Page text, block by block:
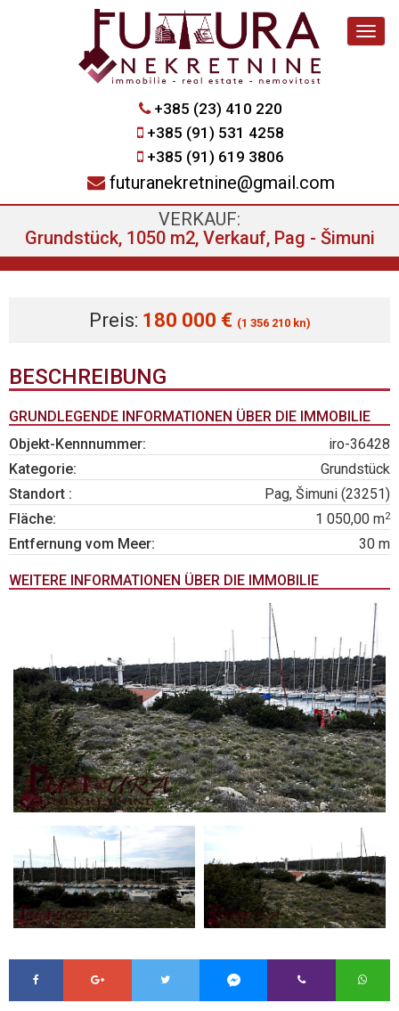
+385 (23) 410 220
+385 (91) 531 4258
+385 (91) 619 3806
futuranekretnine@gmail.com
VERKAUF:
Grundstück, 1050 m2, Verkauf, Pag - Šimuni
Preis: 180 000 € (1 356 210 kn)
BESCHREIBUNG
GRUNDLEGENDE INFORMATIONEN ÜBER DIE IMMOBILIE
Objekt-Kennnummer:
iro-36428
Kategorie:
Grundstück
Standort :
Pag, Šimuni (23251)
Fläche:
1 050,00 m2
Entfernung vom Meer: 30 m
WEITERE INFORMATIONEN ÜBER DIE IMMOBILIE